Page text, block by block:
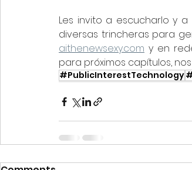
Les invito a escucharlo y
aithenewsexy.com y en
para próximos capítulos,
#PublicInterestTechnology